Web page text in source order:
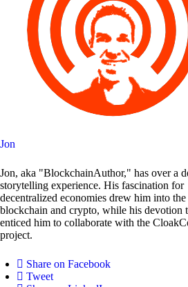
Jon
Jon, aka "BlockchainAuthor," has over a
storytelling experience. His fascination for
decentralized economies drew him into
blockchain and crypto, while his devotion
enticed him to collaborate with the
project.
Share on Facebook
Tweet